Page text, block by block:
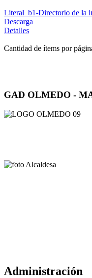
Literal_b1-Directorio de la
Descarga
Detalles
Cantidad de ítems por
GAD OLMEDO -